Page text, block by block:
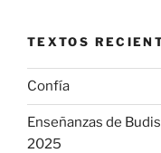
TEXTOS
Confía
Enseñanzas de
2025